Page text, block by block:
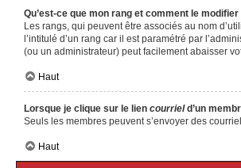
Qu’est-ce que mon rang et comment le modifier
Les rangs, qui peuvent être associés au nom
l’intitulé d’un rang car il est paramétré par
(ou un administrateur) peut facilement abaisser
Haut
Lorsque je clique sur le lien courrield’un
Seuls les membres peuvent s’envoyer des
Haut